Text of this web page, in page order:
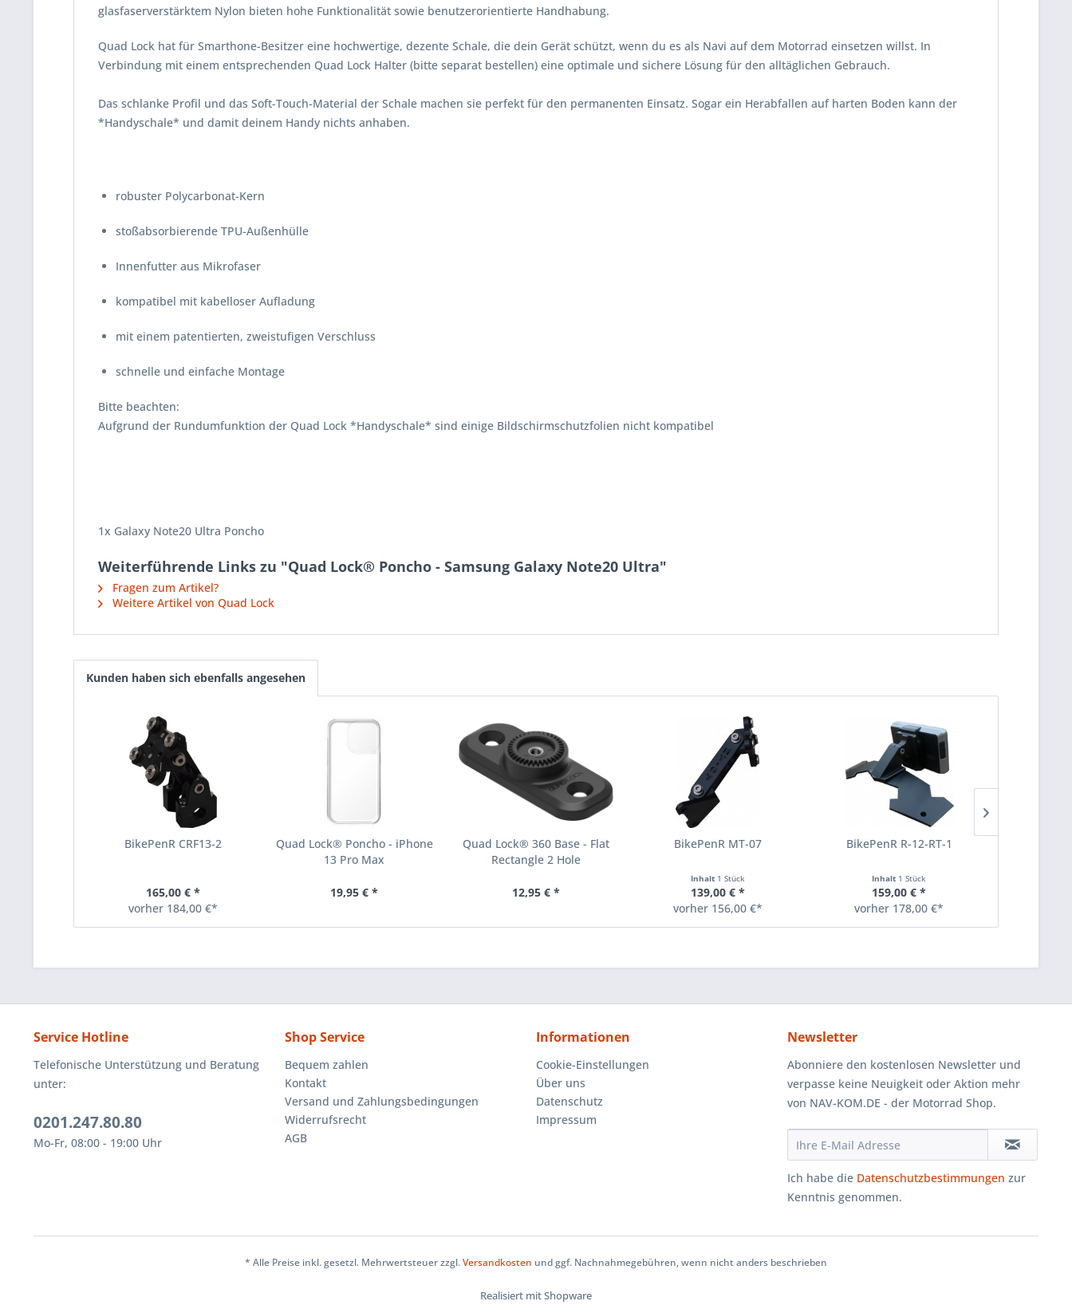
glasfaserverstärktem Nylon bieten hohe Funktionalität sowie benutzerorientierte Handhabung.
Quad Lock hat für Smarthone-Besitzer eine hochwertige, dezente Schale, die dein Gerät schützt, wenn du es als Navi auf dem Motorrad einsetzen willst. In
Verbindung mit einem entsprechenden Quad Lock Halter (bitte separat bestellen) eine optimale und sichere Lösung für den alltäglichen Gebrauch.
Das schlanke Profil und das Soft-Touch-Material der Schale machen sie perfekt für den permanenten Einsatz. Sogar ein Herabfallen auf harten Boden kann der
*Handyschale* und damit deinem Handy nichts anhaben.
robuster Polycarbonat-Kern
stoßabsorbierende TPU-Außenhülle
Innenfutter aus Mikrofaser
kompatibel mit kabelloser Aufladung
mit einem patentierten, zweistufigen Verschluss
schnelle und einfache Montage
Bitte beachten:
Aufgrund der Rundumfunktion der Quad Lock *Handyschale* sind einige Bildschirmschutzfolien nicht kompatibel
1x Galaxy Note20 Ultra Poncho
Weiterführende Links zu "Quad Lock® Poncho - Samsung Galaxy Note20 Ultra"
Fragen zum Artikel?
Weitere Artikel von Quad Lock
Kunden haben sich ebenfalls angesehen
BikePenR CRF13-2
165,00 € *
vorher 184,00 €*
Quad Lock® Poncho - iPhone
13 Pro Max
19,95 € *
Quad Lock® 360 Base - Flat
Rectangle 2 Hole
12,95 € *
BikePenR MT-07
Inhalt 1 Stück
139,00 € *
vorher 156,00 €*
BikePenR R-12-RT-1
Inhalt 1 Stück
159,00 € *
vorher 178,00 €*
Service Hotline
Telefonische Unterstützung und Beratung
unter:
0201.247.80.80
Mo-Fr, 08:00 - 19:00 Uhr
Shop Service
Bequem zahlen
Kontakt
Versand und Zahlungsbedingungen
Widerrufsrecht
AGB
Informationen
Cookie-Einstellungen
Über uns
Datenschutz
Impressum
Newsletter
Abonniere den kostenlosen Newsletter und
verpasse keine Neuigkeit oder Aktion mehr
von NAV-KOM.DE - der Motorrad Shop.
Ich habe die Datenschutzbestimmungen zur
Kenntnis genommen.
* Alle Preise inkl. gesetzl. Mehrwertsteuer zzgl.Versandkosten und ggf. Nachnahmegebühren, wenn nicht anders beschrieben
Realisiert mit Shopware